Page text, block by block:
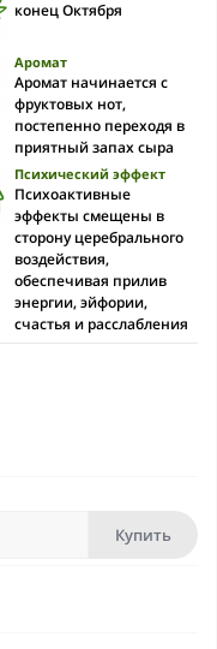
конец Октября
Аромат
Аромат начинается с
фруктовых нот,
постепенно переходя в
приятный запах сыра
Психический эффект
Психоактивные
эффекты смещены в
сторону церебрального
воздействия,
обеспечивая прилив
энергии, эйфории,
счастья и расслабления
Купить